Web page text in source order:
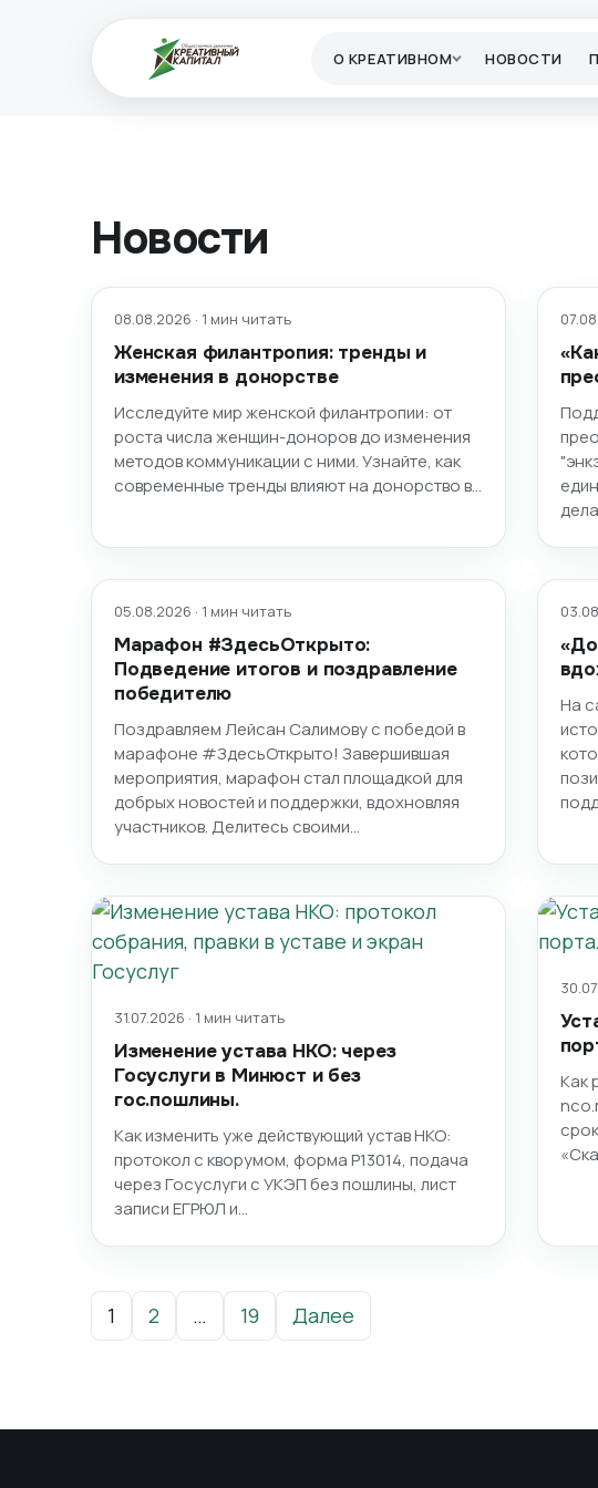
О КРЕАТИВНОМ НОВОСТИ
Новости
08.08.2026 · 1 мин читать
Женская филантропия: тренды и
изменения в донорстве
Исследуйте мир женской филантропии: от
роста числа женщин-доноров до изменения
методов коммуникации с ними. Узнайте, как
современные тренды влияют на донорство в…
05.08.2026 · 1 мин читать
Марафон #ЗдесьОткрыто:
Подведение итогов и поздравление
победителю
Поздравляем Лейсан Салимову с победой в
марафоне #ЗдесьОткрыто! Завершившая
мероприятия, марафон стал площадкой для
добрых новостей и поддержки, вдохновляя
участников. Делитесь своими…
На
31.07.2026 · 1 мин читать
Изменение устава НКО: через
Госуслуги в Минюст и без
гос.пошлины.
Как изменить уже действующий устав НКО:
протокол с кворумом, форма Р13014, подача
через Госуслуги с УКЭП без пошлины, лист
записи ЕГРЮЛ и…
Как
Пагинация записей
1 2 … 19 Далее